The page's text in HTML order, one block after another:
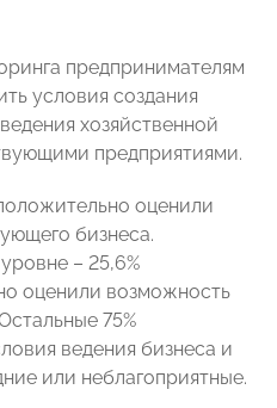
предпринимателям
условия создания
хозяйственной
предприятиями.
оценили
бизнеса.
– 25,6%
оценили возможность
75%
ведения бизнеса и
или неблагоприятные.